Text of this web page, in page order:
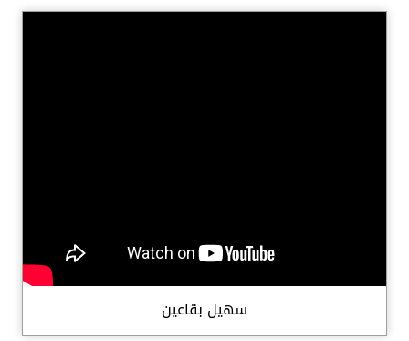
سهيل بقاعين